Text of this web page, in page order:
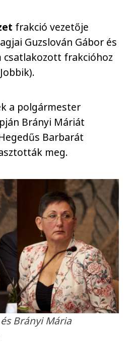
frakció vezetője
Guzslován Gábor és
csatlakozott frakcióhoz
a polgármester
Brányi Máriát
Barbarát
meg.
Brányi Mária